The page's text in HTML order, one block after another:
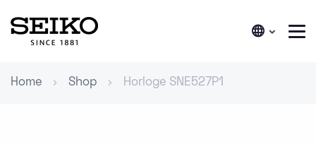
Home Shop Horloge SNE527P1